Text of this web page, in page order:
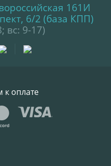
161И
6/2 (база КПП)
вс: 9-17)
оплате